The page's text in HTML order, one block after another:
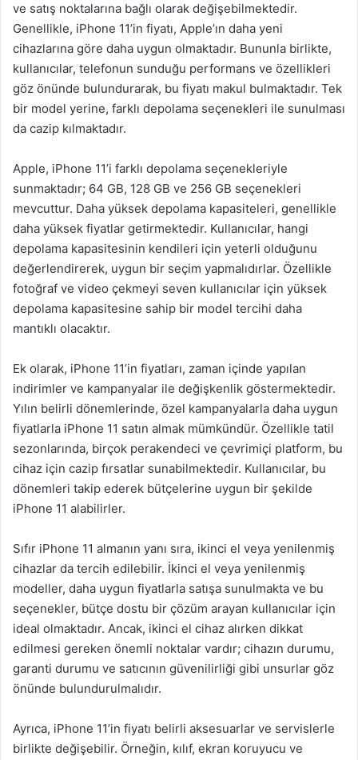
ve satış noktalarına bağlı olarak değişebilmektedir.
Genellikle, iPhone 11’in fiyatı, Apple’ın daha yeni
cihazlarına göre daha uygun olmaktadır. Bununla birlikte,
kullanıcılar, telefonun sunduğu performans ve özellikleri
göz önünde bulundurarak, bu fiyatı makul bulmaktadır. Tek
bir model yerine, farklı depolama seçenekleri ile sunulması
da cazip kılmaktadır.
Apple, iPhone 11’i farklı depolama seçenekleriyle
sunmaktadır; 64 GB, 128 GB ve 256 GB seçenekleri
mevcuttur. Daha yüksek depolama kapasiteleri, genellikle
daha yüksek fiyatlar getirmektedir. Kullanıcılar, hangi
depolama kapasitesinin kendileri için yeterli olduğunu
değerlendirerek, uygun bir seçim yapmalıdırlar. Özellikle
fotoğraf ve video çekmeyi seven kullanıcılar için yüksek
depolama kapasitesine sahip bir model tercihi daha
mantıklı olacaktır.
Ek olarak, iPhone 11’in fiyatları, zaman içinde yapılan
indirimler ve kampanyalar ile değişkenlik göstermektedir.
Yılın belirli dönemlerinde, özel kampanyalarla daha uygun
fiyatlarla iPhone 11 satın almak mümkündür. Özellikle tatil
sezonlarında, birçok perakendeci ve çevrimiçi platform, bu
cihaz için cazip fırsatlar sunabilmektedir. Kullanıcılar, bu
dönemleri takip ederek bütçelerine uygun bir şekilde
iPhone 11 alabilirler.
Sıfır iPhone 11 almanın yanı sıra, ikinci el veya yenilenmiş
cihazlar da tercih edilebilir. İkinci el veya yenilenmiş
modeller, daha uygun fiyatlarla satışa sunulmakta ve bu
seçenekler, bütçe dostu bir çözüm arayan kullanıcılar için
ideal olmaktadır. Ancak, ikinci el cihaz alırken dikkat
edilmesi gereken önemli noktalar vardır; cihazın durumu,
garanti durumu ve satıcının güvenilirliği gibi unsurlar göz
önünde bulundurulmalıdır.
Ayrıca, iPhone 11’in fiyatı belirli aksesuarlar ve servislerle
birlikte değişebilir. Örneğin, kılıf, ekran koruyucu ve